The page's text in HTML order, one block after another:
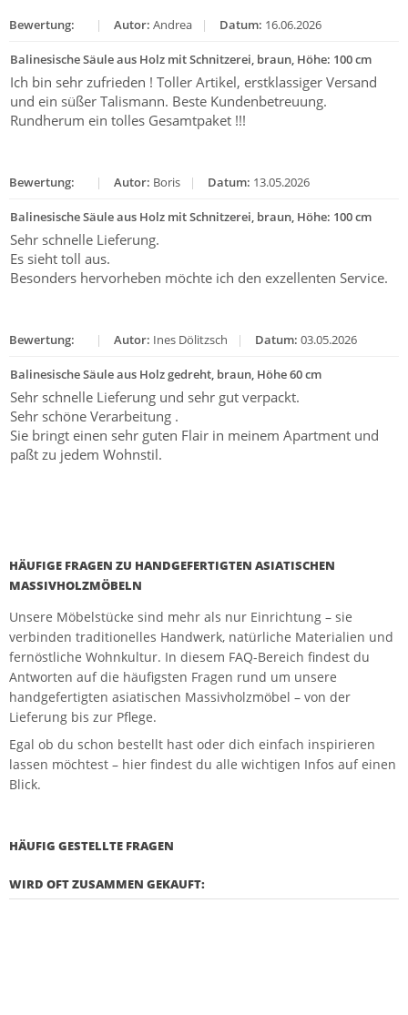
Bewertung: | Autor: Andrea | Datum: 16.06.2026
Balinesische Säule aus Holz mit Schnitzerei, braun, Höhe: 100 cm
Ich bin sehr zufrieden ! Toller Artikel, erstklassiger Versand
und ein süßer Talismann. Beste Kundenbetreuung.
Rundherum ein tolles Gesamtpaket !!!
Bewertung: | Autor: Boris | Datum: 13.05.2026
Balinesische Säule aus Holz mit Schnitzerei, braun, Höhe: 100 cm
Sehr schnelle Lieferung.
Es sieht toll aus.
Besonders hervorheben möchte ich den exzellenten Service.
Bewertung: | Autor: Ines Dölitzsch | Datum: 03.05.2026
Balinesische Säule aus Holz gedreht, braun, Höhe 60 cm
Sehr schnelle Lieferung und sehr gut verpackt.
Sehr schöne Verarbeitung .
Sie bringt einen sehr guten Flair in meinem Apartment und
paßt zu jedem Wohnstil.
HÄUFIGE FRAGEN ZU HANDGEFERTIGTEN ASIATISCHEN
MASSIVHOLZMÖBELN
Unsere Möbelstücke sind mehr als nur Einrichtung – sie
verbinden traditionelles Handwerk, natürliche Materialien und
fernöstliche Wohnkultur. In diesem FAQ-Bereich findest du
Antworten auf die häufigsten Fragen rund um unsere
handgefertigten asiatischen Massivholzmöbel – von der
Lieferung bis zur Pflege.
Egal ob du schon bestellt hast oder dich einfach inspirieren
lassen möchtest – hier findest du alle wichtigen Infos auf einen
Blick.
HÄUFIG GESTELLTE FRAGEN
WIRD OFT ZUSAMMEN GEKAUFT: